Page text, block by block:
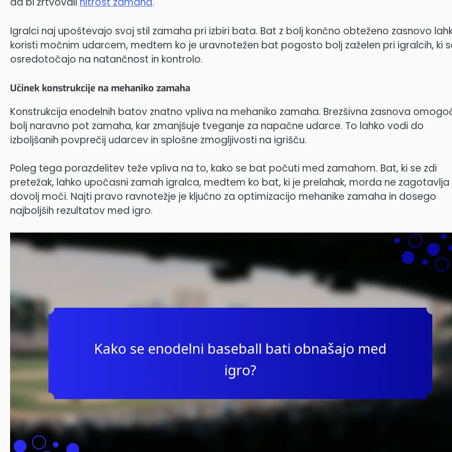
Igralci naj upoštevajo svoj stil zamaha pri izbiri bata. Bat z bolj končno obteženo zasnovo
koristi močnim udarcem, medtem ko je uravnotežen bat pogosto bolj zaželen pri igralcih, ki
osredotočajo na natančnost in kontrolo.
Učinek konstrukcije na mehaniko zamaha
Konstrukcija enodelnih batov znatno vpliva na mehaniko zamaha. Brezšivna zasnova
bolj naravno pot zamaha, kar zmanjšuje tveganje za napačne udarce. To lahko vodi do
izboljšanih povprečij udarcev in splošne zmogljivosti na igrišču.
Poleg tega porazdelitev teže vpliva na to, kako se bat počuti med zamahom. Bat, ki se zdi
pretežak, lahko upočasni zamah igralca, medtem ko bat, ki je prelahak, morda ne zagotavlja
dovolj moči. Najti pravo ravnotežje je ključno za optimizacijo mehanike zamaha in dosego
najboljših rezultatov med igro.